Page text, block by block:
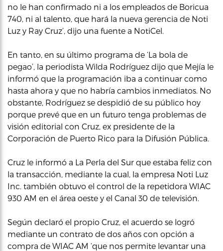
no le han confirmado ni a los empleados de Boricua
740, ni al talento, que hará la nueva gerencia de Noti
Luz y Ray Cruz’, dijo una fuente a NotiCel.
En tanto, en su último programa de ‘La bola de
pegao’, la periodista Wilda Rodríguez dijo que Mejía le
informó que la programación iba a continuar como
hasta ahora y que no habría cambios inmediatos. No
obstante, Rodríguez se despidió de su público hoy
porque prevé que en un futuro tenga problemas de
visión editorial con Cruz, ex presidente de la
Corporación de Puerto Rico para la Difusión Pública.
Cruz le informó a La Perla del Sur que estaba feliz con
la transacción, mediante la cual, la empresa Noti Luz
Inc. también obtuvo el control de la repetidora WIAC
930 AM en el área oeste y el Canal 30 de televisión.
Según declaró el propio Cruz, el acuerdo se logró
mediante un contrato de dos años con opción a
compra de WIAC AM ‘que nos permite levantar una